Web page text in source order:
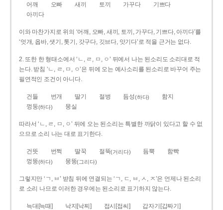
어깨 오빠 새끼 토끼 가꾸다
기쁘다
아끼다
이와 마찬가지로 위의 ‘어깨, 오빠, 새끼, 토끼, 가꾸다, 기쁘다, 아끼다’를
‘엇개, 옵바, 샛기, 톳기, 갓구다, 깃브다, 앗기다’로 적을 근거는 없다.
2. 또한 한 형태소에서 ‘ㄴ, ㄹ, ㅁ, ㅇ’ 뒤에서 나는 된소리도 소리대로 적
는다. 받침 ‘ㄴ, ㄹ, ㅁ, ㅇ’은 뒤에 오는 예사소리를 된소리로 바꾸어 주는
필연적인 조건이 아니다.
건들 번개 딸기 절벙 듬성(하다)
함지
껑둥(하다) 뭉실
따라서 ‘ㄴ, ㄹ, ㅁ, ㅇ’ 뒤에 오는 된소리는 특별한 까닭이 있다고 할 수 없
으므로 소리 나는 대로 표기한다.
건뜻 번쩍 딸꾹 절뚝(거리다) 듬뿍
함빡
껑뚱(하다) 뭉뚱(그리다)
그렇지만 ‘ㄱ, ㅂ’ 받침 뒤에 연결되는 ‘ㄱ, ㄷ, ㅂ, ㅅ, ㅈ’은 언제나 된소리
로 소리 나므로 이러한 경우에는 된소리로 표기하지 않는다.
늑대[늑때] 낙지[낙찌] 접시[접씨] 갑자기[갑짜기]